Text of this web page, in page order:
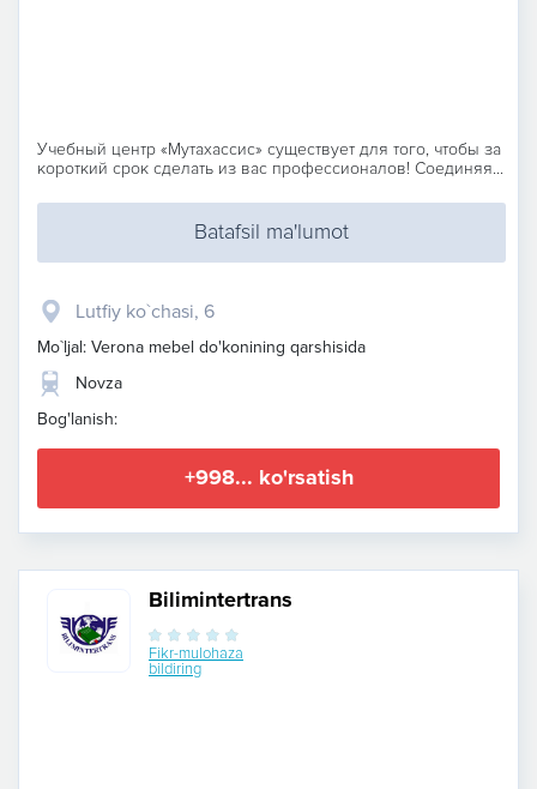
Учебный центр «Мутахассис» существует для того, чтобы за
короткий срок сделать из вас профессионалов! Соединяя...
Batafsil ma'lumot
Lutfiy ko`chasi, 6
Mo`ljal: Verona mebel do'konining qarshisida
Novza
Bog'lanish:
+998... ko'rsatish
Bilimintertrans
Fikr-mulohaza
bildiring